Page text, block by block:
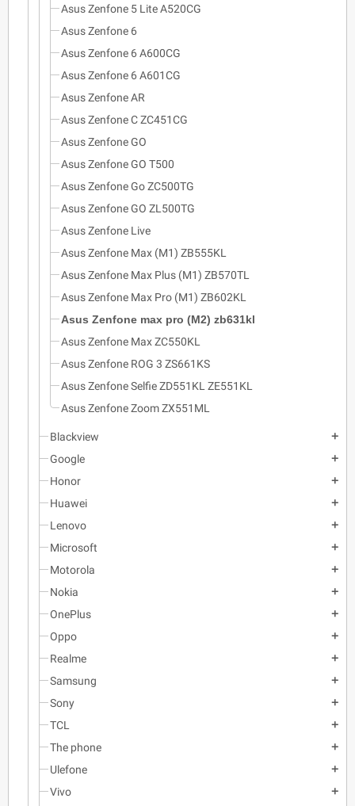
Asus Zenfone 5 Lite A520CG
Asus Zenfone 6
Asus Zenfone 6 A600CG
Asus Zenfone 6 A601CG
Asus Zenfone AR
Asus Zenfone C ZC451CG
Asus Zenfone GO
Asus Zenfone GO T500
Asus Zenfone Go ZC500TG
Asus Zenfone GO ZL500TG
Asus Zenfone Live
Asus Zenfone Max (M1) ZB555KL
Asus Zenfone Max Plus (M1) ZB570TL
Asus Zenfone Max Pro (M1) ZB602KL
Asus Zenfone max pro (M2) zb631kl
Asus Zenfone Max ZC550KL
Asus Zenfone ROG 3 ZS661KS
Asus Zenfone Selfie ZD551KL ZE551KL
Asus Zenfone Zoom ZX551ML
Blackview add
Google add
Honor add
Huawei add
Lenovo add
Microsoft add
Motorola add
Nokia add
OnePlus add
Oppo add
Realme add
Samsung add
Sony add
TCL add
The phone add
Ulefone add
Vivo add